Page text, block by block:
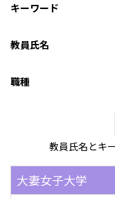
キーワード
教員氏名
職種
教員氏名とキ
大妻女子大学